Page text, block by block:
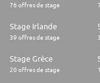
76 offres de stage
Stage Irlande
39 offres de stage
Stage Grèce
20 offres de stage